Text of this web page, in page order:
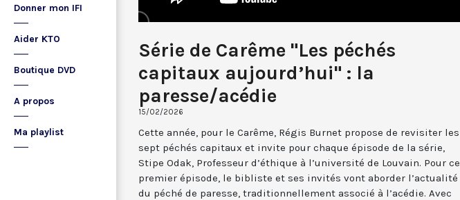
Donner mon IFI
Aider KTO
Boutique DVD
A propos
Ma playlist
Série de Carême "Les péchés
capitaux aujourd’hui" : la
paresse/acédie
15/02/2026
Cette année, pour le Carême, Régis Burnet propose de revisiter les
sept péchés capitaux et invite pour chaque épisode de la série,
Stipe Odak, Professeur d’éthique à l’université de Louvain. Pour ce
premier épisode, le bibliste et ses invités vont aborder l’actualité
du péché de paresse, traditionnellement associé à l’acédie. Avec